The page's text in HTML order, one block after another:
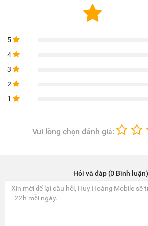
5
4
3
2
1
Vui lòng chọn đánh giá:
Hỏi và đáp (0 Bình luận)